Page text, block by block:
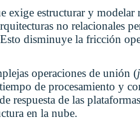
exige estructurar y modelar
no relacionales
disminuye la fricción
operaciones de unión (
de procesamiento y
respuesta de las
en la nube.